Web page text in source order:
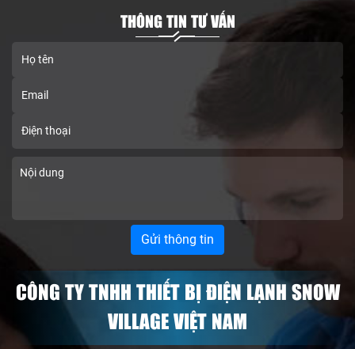
THÔNG TIN TƯ VẤN
CÔNG TY TNHH THIẾT BỊ ĐIỆN LẠNH SNOW
VILLAGE VIỆT NAM